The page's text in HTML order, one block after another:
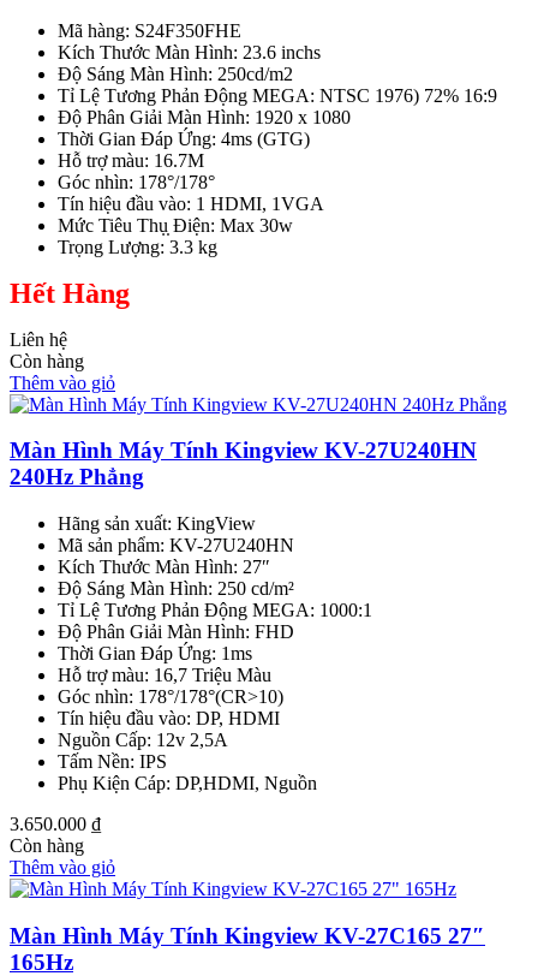
Mã hàng: S24F350FHE
Kích Thước Màn Hình: 23.6 inchs
Độ Sáng Màn Hình: 250cd/m2
Tỉ Lệ Tương Phản Động MEGA: NTSC 1976) 72% 16:9
Độ Phân Giải Màn Hình: 1920 x 1080
Thời Gian Đáp Ứng: 4ms (GTG)
Hỗ trợ màu: 16.7M
Góc nhìn: 178°/178°
Tín hiệu đầu vào: 1 HDMI, 1VGA
Mức Tiêu Thụ̣ Điện: Max 30w
Trọng Lượng: 3.3 kg
Hết Hàng
Liên hệ
Còn hàng
Thêm vào giỏ
Màn Hình Máy Tính Kingview KV-27U240HN
240Hz Phẳng
Hãng sản xuất: KingView
Mã sản phẩm: KV-27U240HN
Kích Thước Màn Hình: 27″
Độ Sáng Màn Hình: 250 cd/m²
Tỉ Lệ Tương Phản Động MEGA: 1000:1
Độ Phân Giải Màn Hình: FHD
Thời Gian Đáp Ứng: 1ms
Hỗ trợ màu: 16,7 Triệu Màu
Góc nhìn: 178°/178°(CR>10)
Tín hiệu đầu vào: DP, HDMI
Nguồn Cấp: 12v 2,5A
Tấm Nền: IPS
Phụ Kiện Cáp: DP,HDMI, Nguồn
3.650.000 ₫
Còn hàng
Thêm vào giỏ
Màn Hình Máy Tính Kingview KV-27C165 27″
165Hz